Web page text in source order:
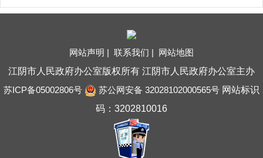
网站声明 | 联系我们 | 网站地图
江阴市人民政府办公室版权所有 江阴市人民政府办公室主办
苏ICP备05002806号
苏公网安备 32028102000565号网站标识
码：3202810016